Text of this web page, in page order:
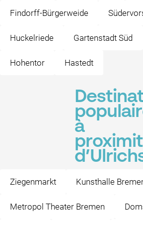
Findorff-Bürgerweide
Huckelriede Gartenstadt Süd
Hohentor Hastedt
à
Ziegenmarkt Kunsthalle
Metropol Theater Bremen